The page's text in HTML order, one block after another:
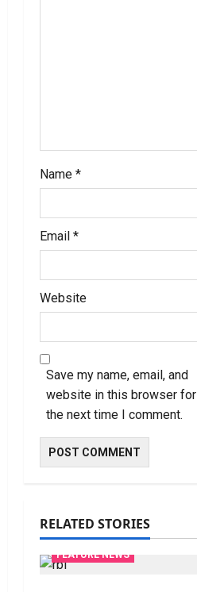
Name *
Email *
Website
Save my name, email, and
website in this browser for
the next time I comment.
RELATED STORIES
FEATURE NEWS